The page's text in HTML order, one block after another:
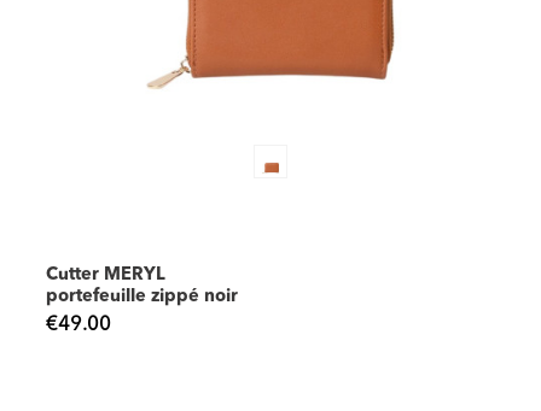
Cutter MERYL
portefeuille zippé noir
€49.00